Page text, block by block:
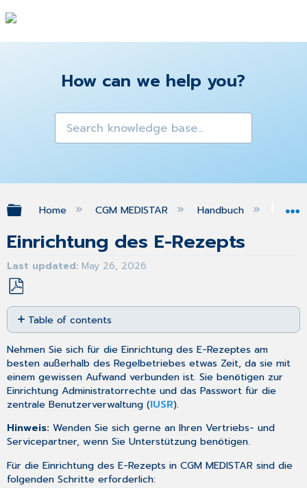
How can we help you?
Expand/collapse global hierarchy
Home CGM MEDISTAR Handbuch
Einrichtung des E-Rezepts
Last updated May 26, 2026
Save
as
PDF
Table of contents
Voraussetzungen
für
die
Nutzung
des
Rezepts
Zuordnen
des
HBA
Nehmen Sie sich für die Einrichtung des E-Rezeptes am
besten außerhalb des Regelbetriebes etwas Zeit, da sie mit
einem gewissen Aufwand verbunden ist. Sie benötigen zur
Einrichtung Administratorrechte und das Passwort für die
zentrale Benutzerverwaltung (IUSR).
Hinweis:Wenden Sie sich gerne an Ihren Vertriebs- und
Servicepartner, wenn Sie Unterstützung benötigen.
Für die Einrichtung des E-Rezepts in CGM MEDISTAR sind die
folgenden Schritte erforderlich: